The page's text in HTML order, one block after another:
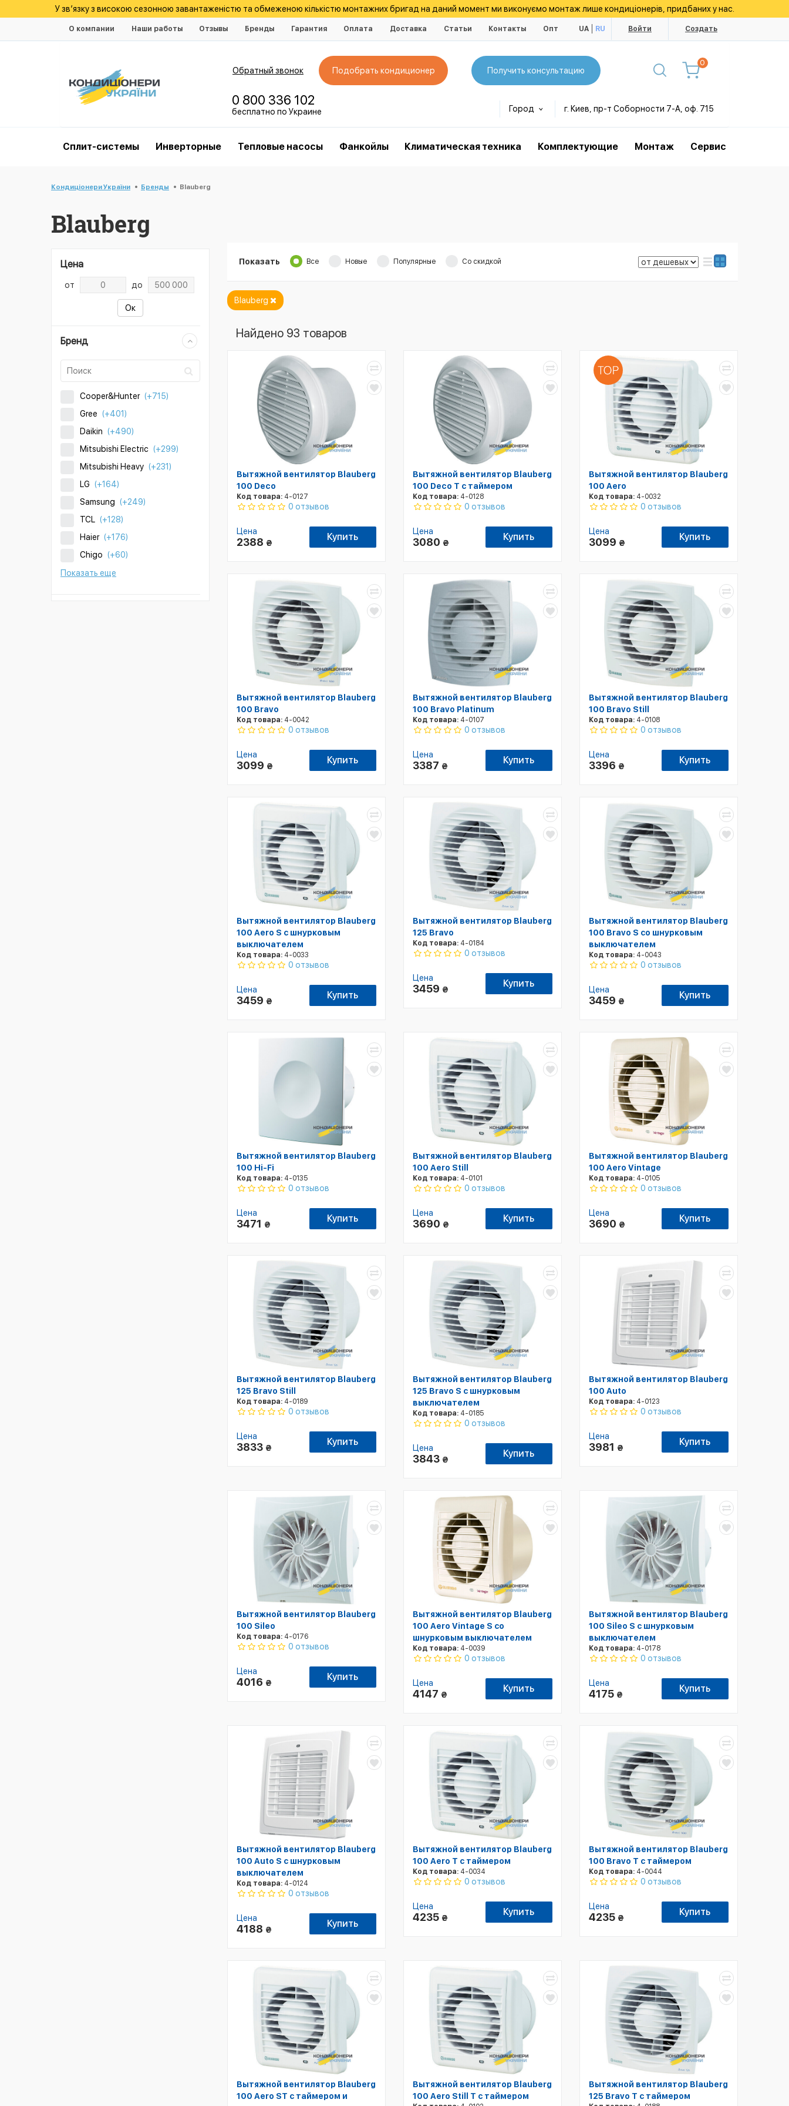
У зв’язку з високою сезонною завантаженістю та обмеженою кількістю монтажних бригад на даний момент ми виконуємо монтаж лише кондиціонерів, придбаних у нас.
О компании Наши работы Отзывы Бренды Гарантия Оплата Доставка Статьи Контакты Опт UA RU Войти Создать
Обратный звонок Подобрать кондиционер Получить консультацию
0
0 800 336 102
бесплатно по Украине Город г. Киев, пр-т Соборности 7-А, оф. 715
Cплит-системы Инверторные Тепловые насосы Фанкойлы Климатическая техника Комплектующие Монтаж Сервис
Кондиціонери України Бренды Blauberg
Blauberg
Цена
от до
Ок
Бренд
Cooper&Hunter (+715)
Gree (+401)
Daikin (+490)
Mitsubishi Electric (+299)
Mitsubishi Heavy (+231)
LG (+164)
Samsung (+249)
TCL (+128)
Haier (+176)
Chigo (+60)
Показать еще
Показать Все Новые Популярные Со скидкой
Blauberg
Найдено 93 товаров
Вытяжной вентилятор Blauberg
100 Deco
Код товара: 4-0127
0 отзывов
Цена
2388 ₴
Купить
Вытяжной вентилятор Blauberg
100 Deco T с таймером
Код товара:4-0128
0 отзывов
Цена
3080 ₴
Купить
Вытяжной вентилятор Blauberg
100 Aero
Код товара:4-0032
0 отзывов
Цена
3099 ₴
Купить
Вытяжной вентилятор Blauberg
100 Bravo
Код товара: 4-0042
0 отзывов
Цена
3099 ₴
Купить
Вытяжной вентилятор Blauberg
100 Bravo Platinum
Код товара:4-0107
0 отзывов
Цена
3387 ₴
Купить
Вытяжной вентилятор Blauberg
100 Bravo Still
Код товара:4-0108
0 отзывов
Цена
3396 ₴
Купить
Вытяжной вентилятор Blauberg
100 Aero S с шнурковым
выключателем
Код товара: 4-0033
0 отзывов
Цена
3459 ₴
Купить
Вытяжной вентилятор Blauberg
125 Bravo
Код товара:4-0184
0 отзывов
Цена
3459 ₴
Купить
Вытяжной вентилятор Blauberg
100 Bravo S со шнурковым
выключателем
Код товара:4-0043
0 отзывов
Цена
3459 ₴
Купить
Вытяжной вентилятор Blauberg
100 Hi-Fi
Код товара: 4-0135
0 отзывов
Цена
3471 ₴
Купить
Вытяжной вентилятор Blauberg
100 Aero Still
Код товара:4-0101
0 отзывов
Цена
3690 ₴
Купить
Вытяжной вентилятор Blauberg
100 Aero Vintage
Код товара:4-0105
0 отзывов
Цена
3690 ₴
Купить
Вытяжной вентилятор Blauberg
125 Bravo Still
Код товара: 4-0189
0 отзывов
Цена
3833 ₴
Купить
Вытяжной вентилятор Blauberg
125 Bravo S с шнурковым
выключателем
Код товара:4-0185
0 отзывов
Цена
3843 ₴
Купить
Вытяжной вентилятор Blauberg
100 Auto
Код товара:4-0123
0 отзывов
Цена
3981 ₴
Купить
Вытяжной вентилятор Blauberg
100 Sileo
Код товара: 4-0176
0 отзывов
Цена
4016 ₴
Купить
Вытяжной вентилятор Blauberg
100 Aero Vintage S со
шнурковым выключателем
Код товара:4-0039
0 отзывов
Цена
4147 ₴
Купить
Вытяжной вентилятор Blauberg
100 Sileo S с шнурковым
выключателем
Код товара:4-0178
0 отзывов
Цена
4175 ₴
Купить
Вытяжной вентилятор Blauberg
100 Auto S с шнурковым
выключателем
Код товара: 4-0124
0 отзывов
Цена
4188 ₴
Купить
Вытяжной вентилятор Blauberg
100 Aero T с таймером
Код товара:4-0034
0 отзывов
Цена
4235 ₴
Купить
Вытяжной вентилятор Blauberg
100 Bravo T с таймером
Код товара:4-0044
0 отзывов
Цена
4235 ₴
Купить
Вытяжной вентилятор Blauberg
100 Aero ST с таймером и
Вытяжной вентилятор Blauberg
100 Aero Still T с таймером
Вытяжной вентилятор Blauberg
125 Bravo T с таймером